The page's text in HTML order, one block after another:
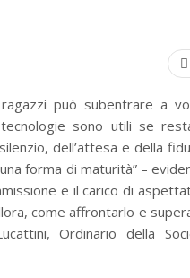
può subentrare a
sono utili se
dell’attesa e della
forma di maturità” –
e il carico di
come affrontarlo e
Ordinario della